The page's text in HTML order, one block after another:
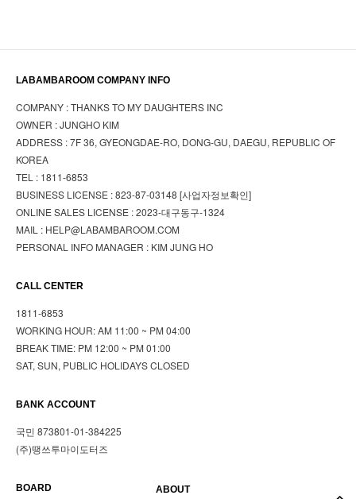
LABAMBAROOM COMPANY INFO
COMPANY : THANKS TO MY DAUGHTERS INC
OWNER : JUNGHO KIM
ADDRESS : 7F 36, GYEONGDAE-RO, DONG-GU, DAEGU, REPUBLIC OF
KOREA
TEL : 1811-6853
BUSINESS LICENSE : 823-87-03148 [사업자정보확인]
ONLINE SALES LICENSE : 2023-대구동구-1324
MAIL : HELP@LABAMBAROOM.COM
PERSONAL INFO MANAGER : KIM JUNG HO
CALL CENTER
1811-6853
WORKING HOUR: AM 11:00 ~ PM 04:00
BREAK TIME: PM 12:00 ~ PM 01:00
SAT, SUN, PUBLIC HOLIDAYS CLOSED
BANK ACCOUNT
국민 873801-01-384225
(주)땡쓰투마이도터즈
BOARD ABOUT